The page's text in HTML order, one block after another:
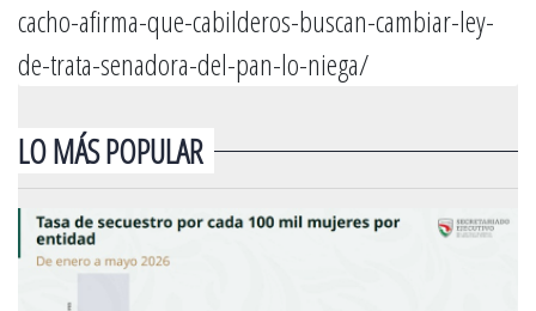
cacho-afirma-que-cabilderos-buscan-cambiar-ley-
de-trata-senadora-del-pan-lo-niega/
LO MÁS POPULAR